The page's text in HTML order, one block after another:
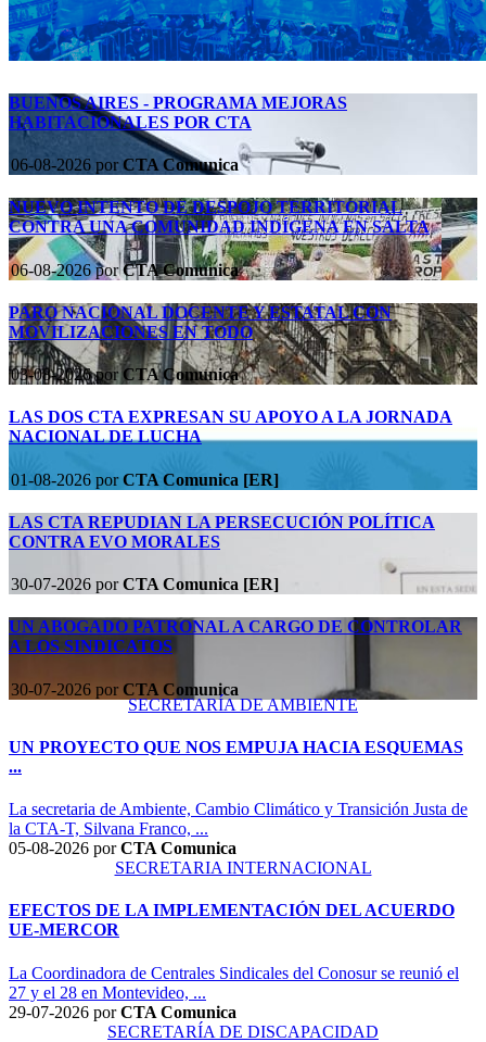
BUENOS AIRES - PROGRAMA MEJORAS
HABITACIONALES POR CTA
06-08-2026porCTA Comunica
NUEVO INTENTO DE DESPOJO TERRITORIAL
CONTRA UNA COMUNIDAD INDÍGENA EN SALTA
06-08-2026porCTA Comunica
PARO NACIONAL DOCENTE Y ESTATAL CON
MOVILIZACIONES EN TODO
03-08-2026porCTA Comunica
LAS DOS CTA EXPRESAN SU APOYO A LA JORNADA
NACIONAL DE LUCHA
01-08-2026porCTA Comunica [ER]
LAS CTA REPUDIAN LA PERSECUCIÓN POLÍTICA
CONTRA EVO MORALES
30-07-2026porCTA Comunica [ER]
UN ABOGADO PATRONAL A CARGO DE CONTROLAR
A LOS SINDICATOS
30-07-2026porCTA Comunica
SECRETARÍA DE AMBIENTE
UN PROYECTO QUE NOS EMPUJA HACIA ESQUEMAS
...
La secretaria de Ambiente, Cambio Climático y Transición Justa de
la CTA-T, Silvana Franco, ...
05-08-2026 porCTA Comunica
SECRETARIA INTERNACIONAL
EFECTOS DE LA IMPLEMENTACIÓN DEL ACUERDO
UE-MERCOR
La Coordinadora de Centrales Sindicales del Conosur se reunió el
27 y el 28 en Montevideo, ...
29-07-2026 porCTA Comunica
SECRETARÍA DE DISCAPACIDAD